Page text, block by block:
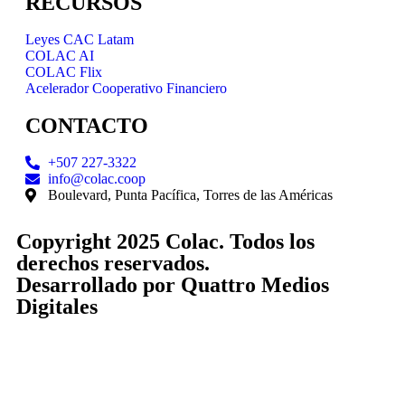
Leyes CAC Latam
COLAC AI
COLAC Flix
Acelerador Cooperativo Financiero
CONTACTO
+507 227-3322
info@colac.coop
Boulevard, Punta Pacífica, Torres de las Américas
Copyright 2025 Colac. Todos los
derechos reservados.
Desarrollado por Quattro Medios
Digitales